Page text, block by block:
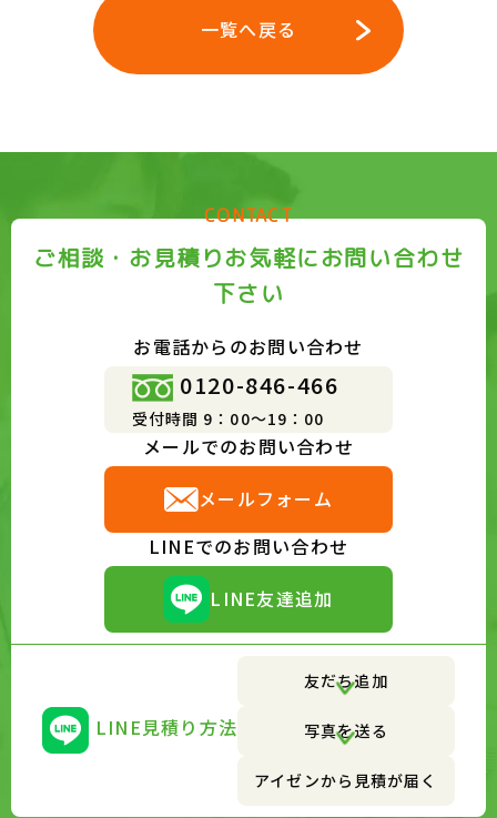
一覧へ戻る
CONTACT
ご相談・お見積りお気軽にお問い合わせ
下さい
お電話からのお問い合わせ
0120-846-466
受付時間 9：00～19：00
メールでのお問い合わせ
メールフォーム
LINEでのお問い合わせ
LINE友達追加
LINE見積り方法
友だち追加
写真を送る
アイゼンから見積が届く